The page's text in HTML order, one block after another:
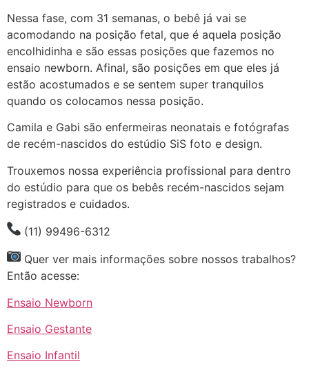
Nessa fase, com 31 semanas, o bebê já vai se
acomodando na posição fetal, que é aquela posição
encolhidinha e são essas posições que fazemos no
ensaio newborn. Afinal, são posições em que eles já
estão acostumados e se sentem super tranquilos
quando os colocamos nessa posição.
Camila e Gabi são enfermeiras neonatais e fotógrafas
de recém-nascidos do estúdio SiS foto e design.
Trouxemos nossa experiência profissional para dentro
do estúdio para que os bebês recém-nascidos sejam
registrados e cuidados.
(11) 99496-6312
Quer ver mais informações sobre nossos trabalhos?
Então acesse:
Ensaio Newborn
Ensaio Gestante
Ensaio Infantil